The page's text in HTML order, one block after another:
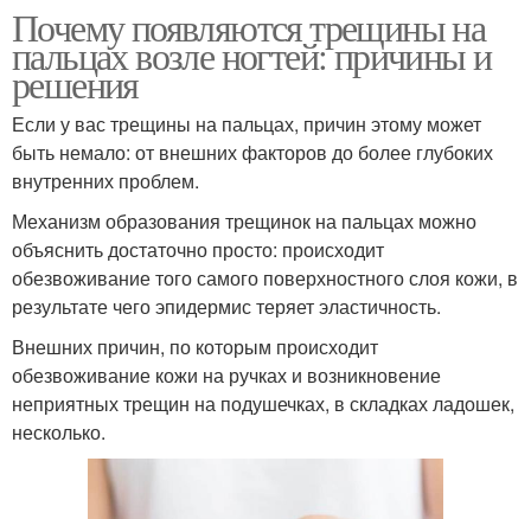
Почему появляются трещины на
пальцах возле ногтей: причины и
решения
Если у вас трещины на пальцах, причин этому может
быть немало: от внешних факторов до более глубоких
внутренних проблем.
Механизм образования трещинок на пальцах можно
объяснить достаточно просто: происходит
обезвоживание того самого поверхностного слоя кожи, в
результате чего эпидермис теряет эластичность.
Внешних причин, по которым происходит
обезвоживание кожи на ручках и возникновение
неприятных трещин на подушечках, в складках ладошек,
несколько.